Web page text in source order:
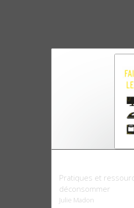
Pratiques et
déconsommer
Julie Madon